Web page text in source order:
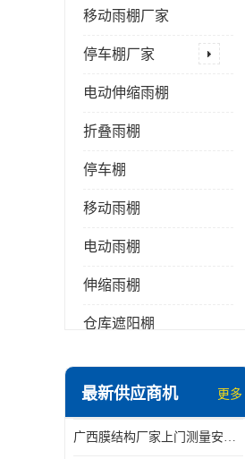
移动雨棚厂家
停车棚厂家
电动伸缩雨棚
折叠雨棚
停车棚
移动雨棚
电动雨棚
伸缩雨棚
仓库遮阳棚
电动推拉雨棚
膜结构停景观棚
最新供应商机 更多
广西膜结构厂家上门测量安装发货，厂家发货没有差价